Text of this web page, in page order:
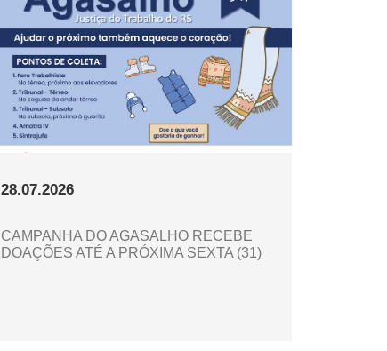
28.07.2026
CAMPANHA DO AGASALHO RECEBE
DOAÇÕES ATÉ A PRÓXIMA SEXTA (31)